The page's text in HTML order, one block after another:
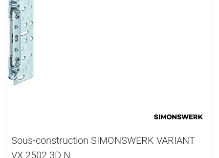
Sous-construction SIMONSWERK VARIANT
VX 2502 3D N